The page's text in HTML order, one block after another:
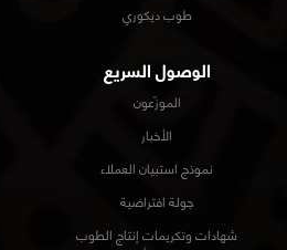
طوب ديكوري
الوصول السريع
الموزّعون
الأخبار
نموذج استبيان العملاء
جولة افتراضية
شهادات وتكريمات إنتاج الطوب